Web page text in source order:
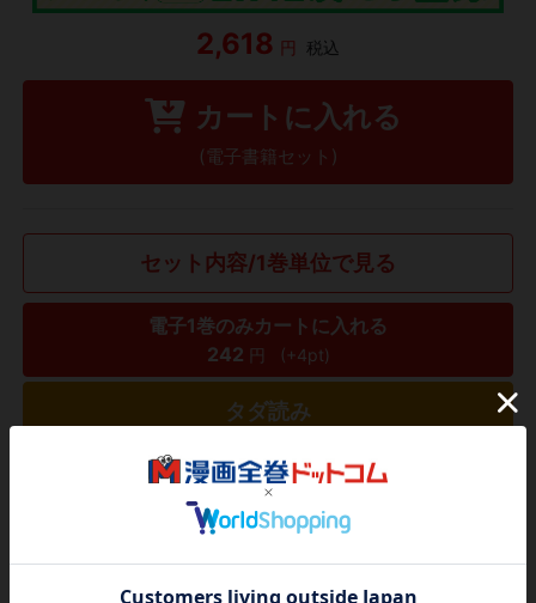
2,618 円 税込
カートに入れる
(電子書籍セット)
セット内容/1巻単位で見る
電子1巻のみカートに入れる
242 円 (+4pt)
タダ読み
欲しいリストに追加する
気になる商品を登録